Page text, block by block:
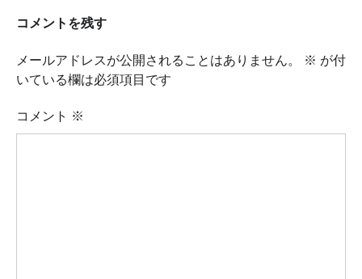
ー
シ
ョ
ン
コメントを残す
メールアドレスが公開されることはありません。 ※ が付
いている欄は必須項目です
コメント ※